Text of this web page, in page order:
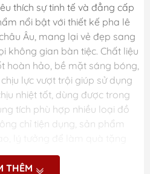
thích sự tinh tế và đẳng cấp
nổi bật với thiết kế pha lê
Âu, mang lại vẻ đẹp sang
không gian bàn tiệc. Chất liệu
hoàn hảo, bề mặt sáng bóng,
lực vượt trội giúp sử dụng
nhiệt tốt, dùng được trong
tích phù hợp nhiều loại đồ
chỉ tiện dụng, sản phẩm
THÊM